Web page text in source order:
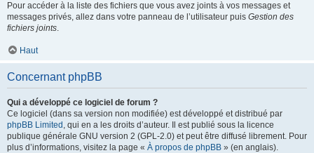
Pour accéder à la liste des fichiers que vous avez joints à vos messages et
messages privés, allez dans votre panneau de l’utilisateur puis Gestion des
fichiers joints.
Haut
Concernant phpBB
Qui a développé ce logiciel de forum ?
Ce logiciel (dans sa version non modifiée) est développé et distribué par
phpBB Limited , qui en a les droits d’auteur. Il est publié sous la licence
publique générale GNU version 2 (GPL-2.0) et peut être diffusé librement. Pour
plus d’informations, visitez la page « À propos de phpBB » (en anglais).